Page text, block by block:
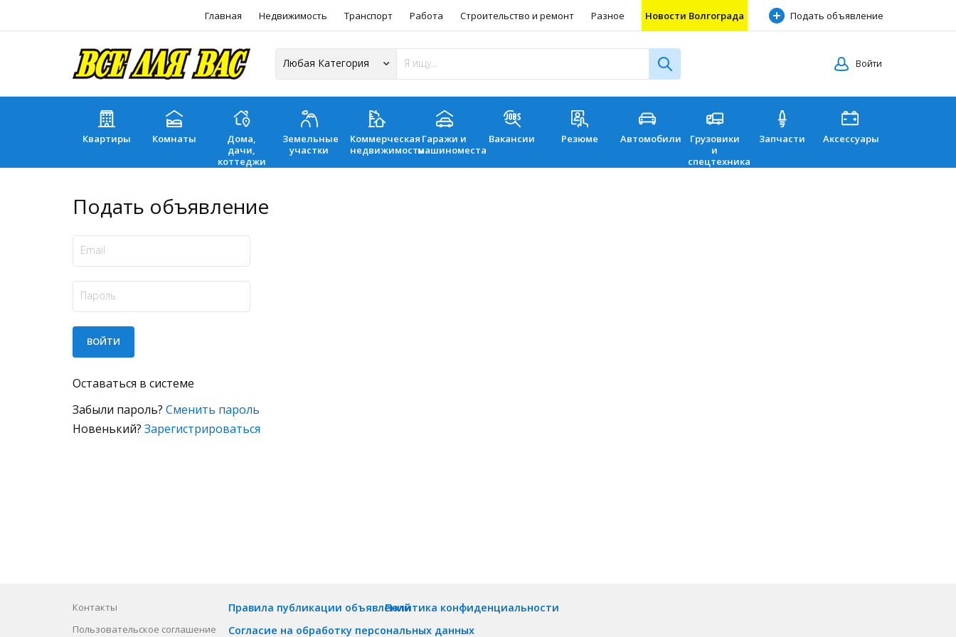
Главная Недвижимость Транспорт Работа Строительство и ремонт Разное Новости Волгограда Подать объявление
Войти
Квартиры Комнаты
Дома,
дачи,
коттеджи
Земельные
участки
Коммерческая
недвижимость
Гаражи и
машиноместа
Вакансии Резюме Автомобили
Грузовики
и
спецтехника
Запчасти Аксессуары
Подать объявление
Оставаться в системе
Забыли пароль? Сменить пароль
Новенький? Зарегистрироваться
Контакты
Пользовательское соглашение
Правила публикации объявлений
Согласие на обработку персональных данных
Политика конфиденциальности